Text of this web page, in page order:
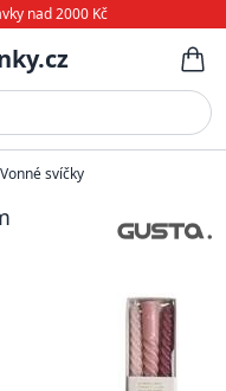
nad 2000 Kč
Vonné svíčky